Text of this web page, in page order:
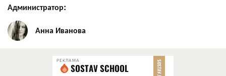
Администратор:
Анна Иванова
РЕКЛАМА